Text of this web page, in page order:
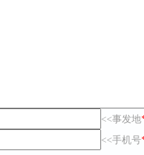
<<事发地
<<手机号